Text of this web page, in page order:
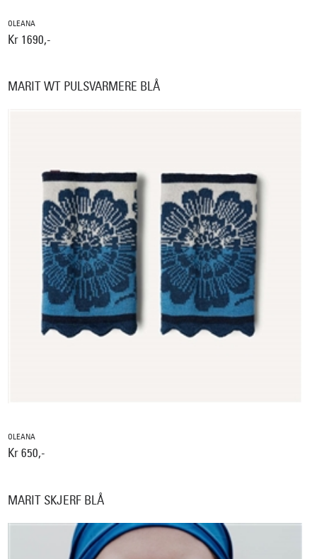
OLEANA
Kr 1690,-
MARIT WT PULSVARMERE BLÅ
OLEANA
Kr 650,-
MARIT SKJERF BLÅ